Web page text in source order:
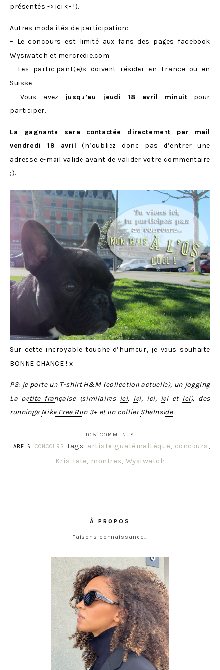
présentés -> ici <- !).
Autres modalités de participation:
– Le concours est limité aux fans des pages facebook
Wysiwatch et mercredie.com.
– Les participant(e)s doivent résider en France ou en
Suisse.
– Vous avez
jusqu’au jeudi 18 avril minuit pour
participer.
La gagnante sera contactée directement par mail
vendredi 19 avril (n’oubliez donc pas d’entrer une
adresse e-mail valide avant de valider votre commentaire
;).
Sur cette incroyable touche d’humour, je vous souhaite
BONNE CHANCE ! x
PS: je porte un T-shirt H&M (collection actuelle), un jogging
La petite française(similaires ici, ici, ici, iciet ici), des
runnings Nike Free Run 3+ et un collierSheInside
105 COMMENTS
LABELS: CONCOURS Tags: artiste guatémaltèque, concours,
Kris Tate, montres, Wysiwatch
À PROPOS
Faisons connaissance…